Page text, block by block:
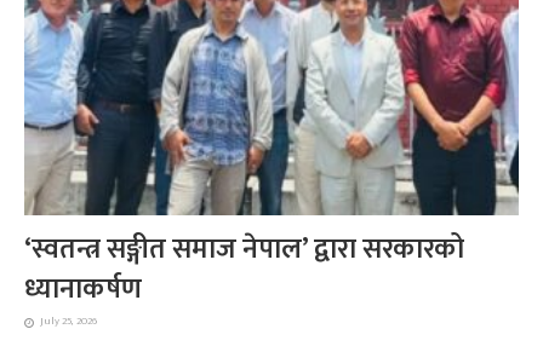
‘स्वतन्त्र सङ्गीत समाज नेपाल’ द्वारा सरकारको
ध्यानाकर्षण
July 25, 2026